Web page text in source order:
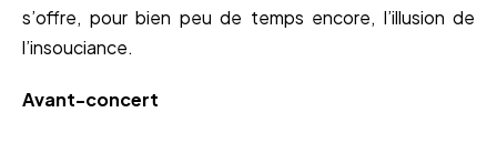
s’offre, pour bien peu de temps encore, l’illusion de
l’insouciance.
Avant-concert